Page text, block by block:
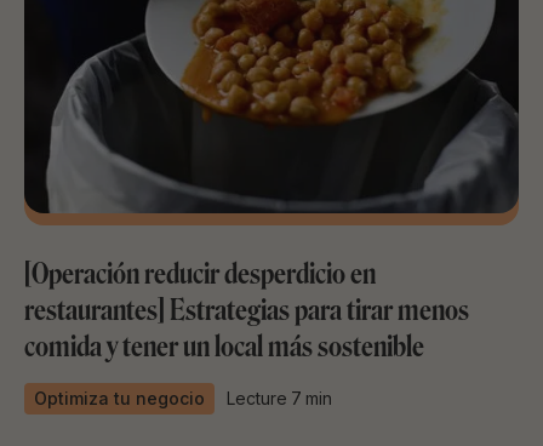
[Operación reducir desperdicio en
restaurantes] Estrategias para tirar menos
comida y tener un local más sostenible
Optimiza tu negocio Lecture 7 min